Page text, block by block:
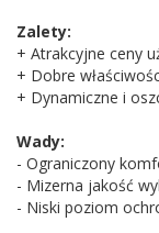
Zalety:
+ Atrakcyjne ceny
+ Dobre
+ Dynamiczne i
Wady:
- Ograniczony
- Mizerna jakość
- Niski poziom